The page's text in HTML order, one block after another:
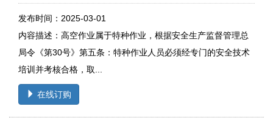
发布时间：2025-03-01
内容描述：高空作业属于特种作业，根据安全生产监督管理总
局令《第30号》第五条：特种作业人员必须经专门的安全技术
培训并考核合格，取...
在线订购